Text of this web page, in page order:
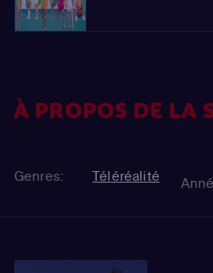
À PROPOS DE LA
Genres: Téléréalité